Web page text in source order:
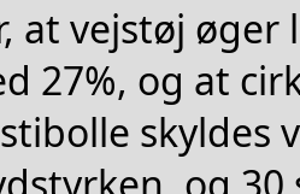
at vejstøj
27%, og at
skyldes
og 30